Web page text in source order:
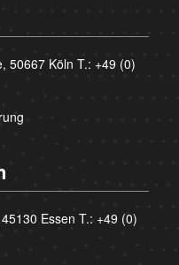
50667 Köln T.: +49 (0)
Essen T.: +49 (0)